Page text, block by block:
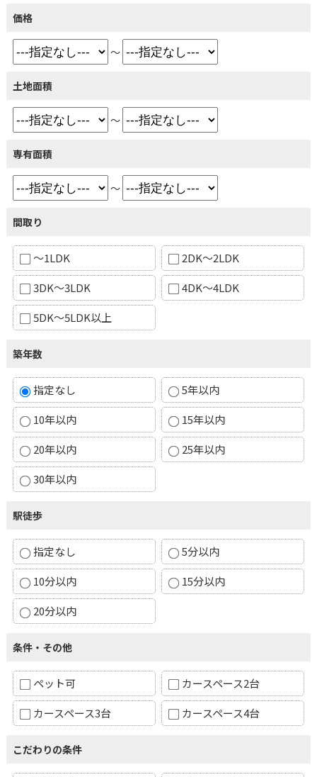
価格
～
土地面積
～
専有面積
～
間取り
～1LDK
2DK～2LDK
3DK～3LDK
4DK～4LDK
5DK～5LDK以上
築年数
指定なし
5年以内
10年以内
15年以内
20年以内
25年以内
30年以内
駅徒歩
指定なし
5分以内
10分以内
15分以内
20分以内
条件・その他
ペット可
カースペース2台
カースペース3台
カースペース4台
こだわりの条件